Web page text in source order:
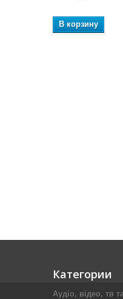
В корзину
Категории
Аудіо, відео, тв